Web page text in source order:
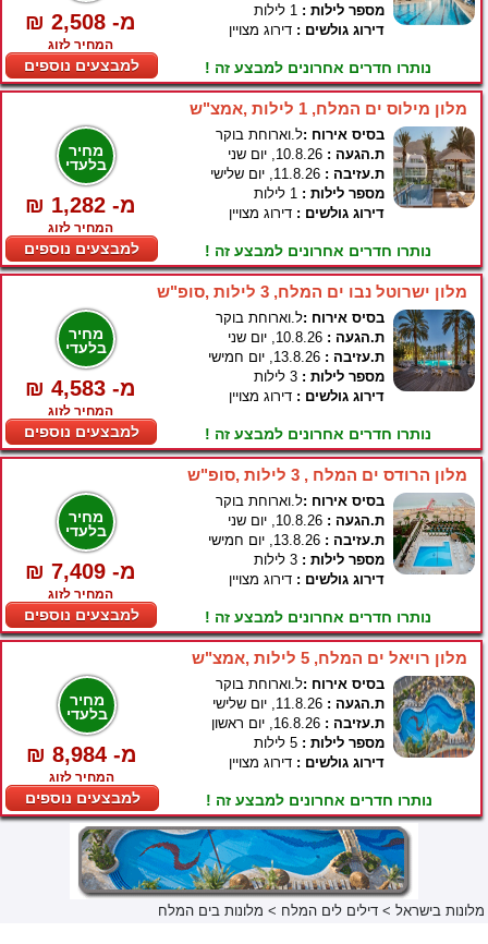
₪ 2,508 -מ
המחיר לזוג
למבצעים נוספים
מספר לילות :
דירוג גולשים : דירוג מצויין
נותרו חדרים אחרונים למבצע זה !
מלון מילוס ים המלח, 1 לילות ,אמצ"ש
מחיר
בלעדי
₪ 1,282 -מ
המחיר לזוג
למבצעים נוספים
בסיס אירוח :ל.וארוחת בוקר
ת.הגעה :
ת.עזיבה :
מספר לילות :
דירוג גולשים : דירוג מצויין
נותרו חדרים אחרונים למבצע זה !
מלון ישרוטל נבו ים המלח, 3 לילות ,סופ"ש
מחיר
בלעדי
₪ 4,583 -מ
המחיר לזוג
למבצעים נוספים
בסיס אירוח :ל.וארוחת בוקר
ת.הגעה :
ת.עזיבה :
מספר לילות :
דירוג גולשים : דירוג מצויין
נותרו חדרים אחרונים למבצע זה !
מלון הרודס ים המלח , 3 לילות ,סופ"ש
מחיר
בלעדי
₪ 7,409 -מ
המחיר לזוג
למבצעים נוספים
בסיס אירוח :ל.וארוחת בוקר
ת.הגעה :
ת.עזיבה :
מספר לילות :
דירוג גולשים : דירוג מצויין
נותרו חדרים אחרונים למבצע זה !
מלון רויאל ים המלח, 5 לילות ,אמצ"ש
מחיר
בלעדי
₪ 8,984 -מ
המחיר לזוג
למבצעים נוספים
בסיס אירוח :ל.וארוחת בוקר
ת.הגעה :
ת.עזיבה :
מספר לילות :
דירוג גולשים : דירוג מצויין
נותרו חדרים אחרונים למבצע זה !
מלונות בישראל > דילים לים המלח > מלונות בים המלח